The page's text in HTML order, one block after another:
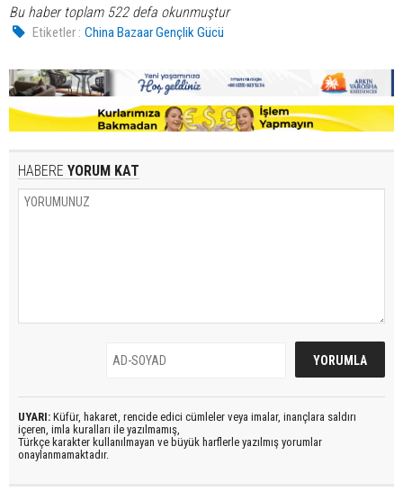
Bu haber toplam 522 defa okunmuştur
Etiketler : China Bazaar Gençlik Gücü
HABERE YORUM KAT
UYARI: Küfür, hakaret, rencide edici cümleler veya imalar, inançlara saldırı
içeren, imla kuralları ile yazılmamış,
Türkçe karakter kullanılmayan ve büyük harflerle yazılmış yorumlar
onaylanmamaktadır.